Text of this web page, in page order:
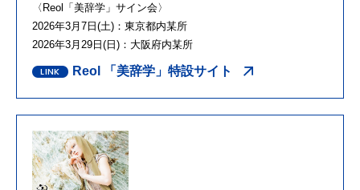
〈Reol「美辞学」サイン会〉
2026年3月7日(土)：東京都内某所
2026年3月29日(日)：大阪府内某所
Reol 「美辞学」特設サイト